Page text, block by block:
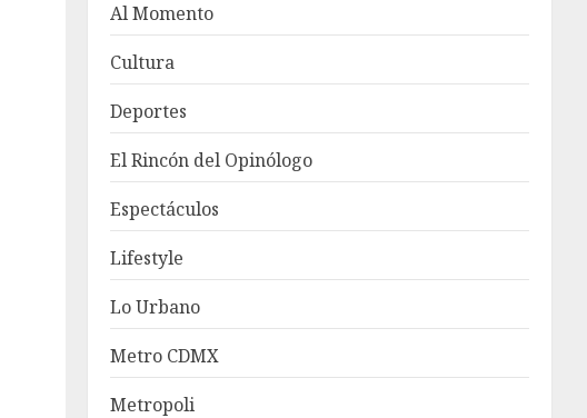
Al Momento
Cultura
Deportes
El Rincón del Opinólogo
Espectáculos
Lifestyle
Lo Urbano
Metro CDMX
Metropoli